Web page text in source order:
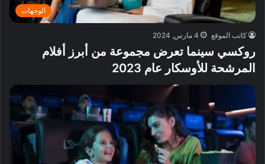
الوجهات
كاتب الموقع 4 مارس, 2024
روكسي سينما تعرض مجموعة من أبرز أفلام
المرشحة للأوسكار عام 2023